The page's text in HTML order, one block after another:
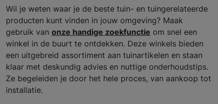
Wil je weten waar je de beste tuin- en tuingerelateerde
producten kunt vinden in jouw omgeving? Maak
gebruik van onze handige zoekfunctie om snel een
winkel in de buurt te ontdekken. Deze winkels bieden
een uitgebreid assortiment aan tuinartikelen en staan
klaar met deskundig advies en nuttige onderhoudstips.
Ze begeleiden je door het hele proces, van aankoop tot
installatie.